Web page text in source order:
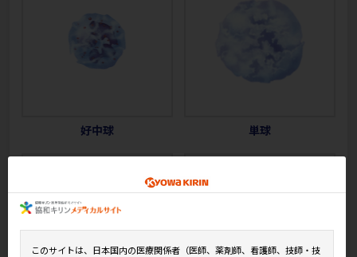
好中球 単球
このサイトは、日本国内の医療関係者（医師、薬剤師、看護師、技師・技